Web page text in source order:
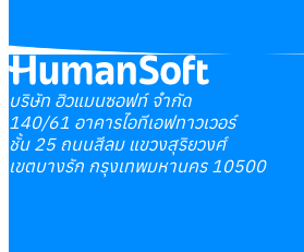
บริษัท ฮิวแมนซอฟท์ จำกัด
140/61 อาคารไอทีเอฟทาวเวอร์
ชั้น 25 ถนนสีลม แขวงสุริยวงศ์
เขตบางรัก กรุงเทพมหานคร 10500